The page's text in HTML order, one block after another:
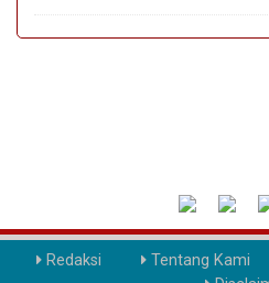
Redaksi Tentang Kami